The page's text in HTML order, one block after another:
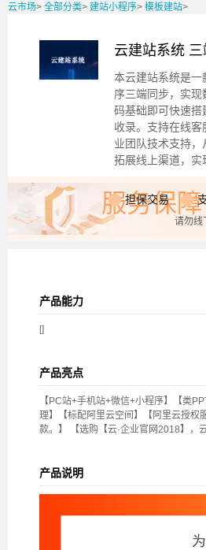
云市场> 全部分类> 建站小程序> 模板建站>
云建站系统
本云建站系统是一
序三端同步，实
码基础即可快速搭
收录。支持在线
业团队技术支持
拓展线上渠道，实
服务保障
担保交易
请勿线
产品能力
[]
产品亮点
【PC站+手机站+微信+小程序】【类
理】【标配阿里云空间】【阿里云授权
款。】 【选购【云·企业官网2018】，
产品说明